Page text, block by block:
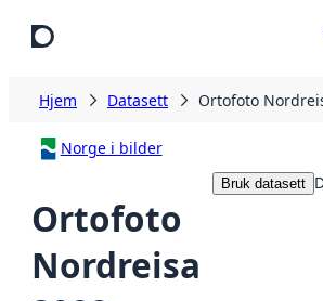
Hjem Datasett Ortofoto
Norge i bilder
Ortofoto
Nordreisa
Bruk datasett